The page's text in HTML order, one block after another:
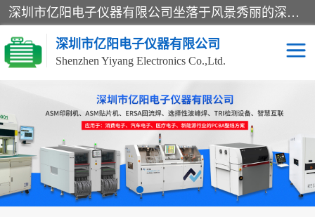
深圳市亿阳电子仪器有限公司坐落于风景秀丽的深圳市光明区，集SMT设备销售务为一体，努力为客户提供电子装配解决方案。与行业**SMT设备厂商：ASM（印刷机，锡膏检查机，贴片机），德国ERSA（爱莎）建立了稳固的代理合作关系，销售的设备一直保持**电子装配行业未来发展方向，能够满足客户各种繁杂产品的生产应用。
深圳市亿阳电子仪器有限公司
Shenzhen Yiyang Electronics Co.,Ltd.
SX全自动高速贴片机 E系列中速贴片机
NeoHorizon全自动锡膏印
刷机
选择性波峰焊
VERSAFLOW-335
回流焊HOTFLOW 3/20e 波峰焊